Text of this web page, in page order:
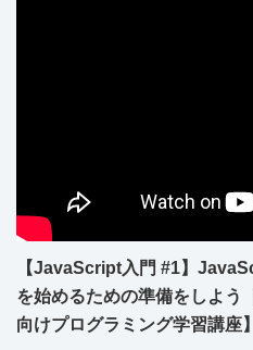
【JavaScript入門 #1】
を始めるための準備をしよう
向けプログラミング学習講座】